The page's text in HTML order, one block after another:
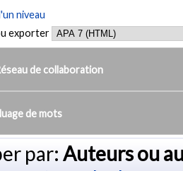
niveau
exporter
de collaboration
de mots
par: Auteurs ou